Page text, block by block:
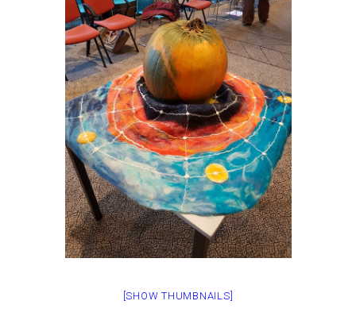
[SHOW THUMBNAILS]